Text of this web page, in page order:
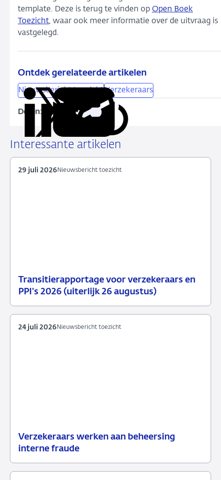
template. Deze is terug te vinden op Open Boek
Toezicht, waar ook meer informatie over de uitvraag is
vastgelegd.
Ontdek gerelateerde artikelen
Nieuwsbericht toezichtVerzekeraars
Delen:
Deel
LinkedIn
X
Deel
Facebook
Deel
e-
Kopieer
Interessante artikelen
Transitierapportage voor verzekeraars en
PPI's 2026 (uiterlijk 26 augustus)
29
Nieuwsbericht
Nieuwsbericht toezicht
29 juli 2026
Verzekeraars werken aan beheersing
interne fraude
24
Nieuwsbericht
Nieuwsbericht toezicht
24 juli 2026